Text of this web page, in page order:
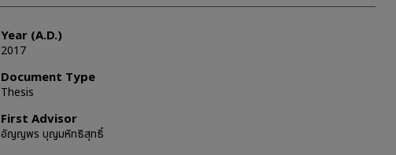
Year (A.D.)
2017
Document Type
Thesis
First Advisor
อัญญพร บุญมหิทธิสุทธิ์